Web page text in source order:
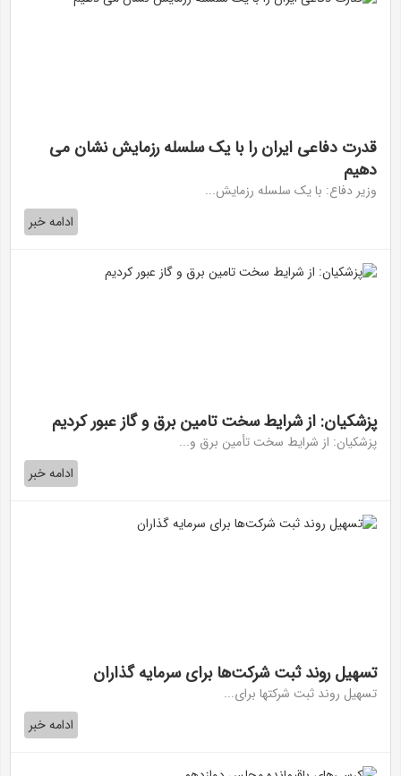
قدرت دفاعی ایران را با یک سلسله رزمایش نشان می
دهیم
وزیر دفاع: با یک سلسله رزمایش...
ادامه خبر
پزشکیان: از شرایط سخت تامین برق و گاز عبور کردیم
پزشکیان: از شرایط سخت تأمین برق و...
ادامه خبر
تسهیل روند ثبت شرکت‌ها برای سرمایه گذاران
تسهیل روند ثبت شرکتها برای...
ادامه خبر